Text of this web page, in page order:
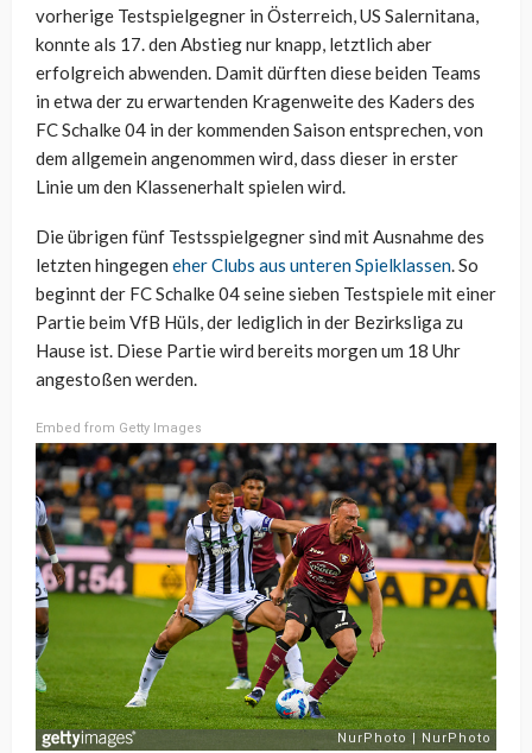
vorherige Testspielgegner in Österreich, US Salernitana,
konnte als 17. den Abstieg nur knapp, letztlich aber
erfolgreich abwenden. Damit dürften diese beiden Teams
in etwa der zu erwartenden Kragenweite des Kaders des
FC Schalke 04 in der kommenden Saison entsprechen, von
dem allgemein angenommen wird, dass dieser in erster
Linie um den Klassenerhalt spielen wird.
Die übrigen fünf Testsspielgegner sind mit Ausnahme des
letzten hingegen eher Clubs aus unteren Spielklassen. So
beginnt der FC Schalke 04 seine sieben Testspiele mit einer
Partie beim VfB Hüls, der lediglich in der Bezirksliga zu
Hause ist. Diese Partie wird bereits morgen um 18 Uhr
angestoßen werden.
Embed from Getty Images